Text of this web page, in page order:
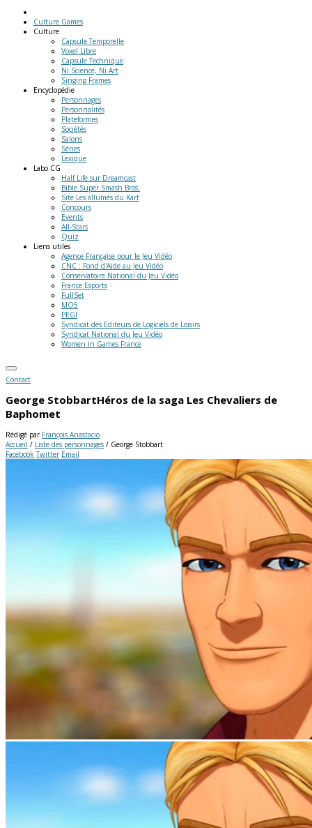
Culture Games
Culture
Capsule Temporelle
Voxel Libre
Capsule Technique
Ni Science, Ni Art
Singing Frames
Encyclopédie
Personnages
Personnalités
Plateformes
Sociétés
Salons
Séries
Lexique
Labo CG
Half Life sur Dreamcast
Bible Super Smash Bros.
Site Les allumés du Kart
Concours
Events
All-Stars
Quiz
Liens utiles
Agence Française pour le Jeu Vidéo
CNC : Fond d'Aide au Jeu Vidéo
Conservatoire National du Jeu Vidéo
France Esports
FullSet
MO5
PEGI
Syndicat des Editeurs de Logiciels de Loisirs
Syndicat National du Jeu Vidéo
Women in Games France
Contact
George StobbartHéros de la saga Les Chevaliers de
Baphomet
Rédigé par François Anastacio
Accueil / Liste des personnages / George Stobbart
Facebook Twitter Email